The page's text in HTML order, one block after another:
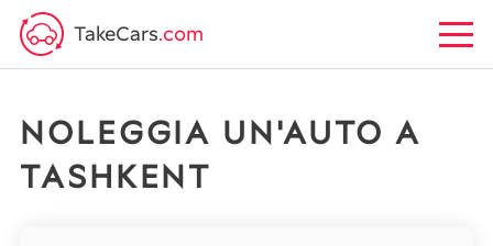
TakeCars.com
NOLEGGIA UN'AUTO A
TASHKENT